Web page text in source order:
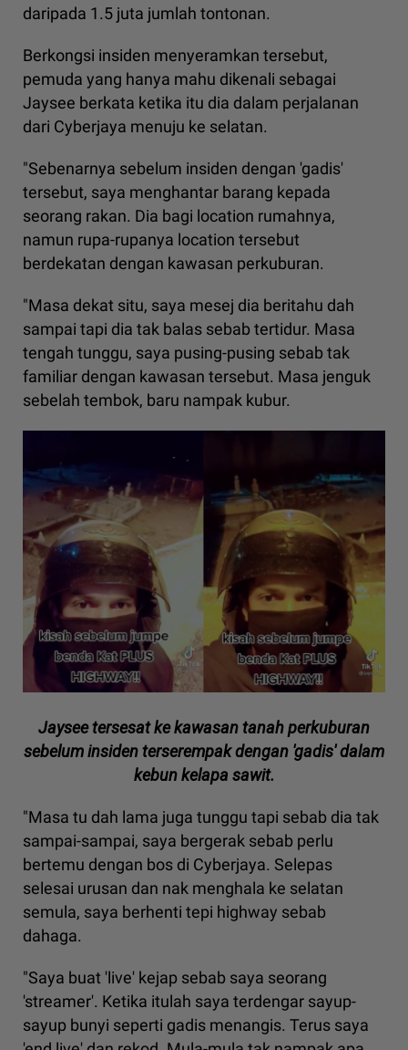
daripada 1.5 juta jumlah tontonan.
Berkongsi insiden menyeramkan tersebut,
pemuda yang hanya mahu dikenali sebagai
Jaysee berkata ketika itu dia dalam perjalanan
dari Cyberjaya menuju ke selatan.
"Sebenarnya sebelum insiden dengan 'gadis'
tersebut, saya menghantar barang kepada
seorang rakan. Dia bagi location rumahnya,
namun rupa-rupanya location tersebut
berdekatan dengan kawasan perkuburan.
"Masa dekat situ, saya mesej dia beritahu dah
sampai tapi dia tak balas sebab tertidur. Masa
tengah tunggu, saya pusing-pusing sebab tak
familiar dengan kawasan tersebut. Masa jenguk
sebelah tembok, baru nampak kubur.
Jaysee tersesat ke kawasan tanah perkuburan
sebelum insiden terserempak dengan 'gadis' dalam
kebun kelapa sawit.
"Masa tu dah lama juga tunggu tapi sebab dia tak
sampai-sampai, saya bergerak sebab perlu
bertemu dengan bos di Cyberjaya. Selepas
selesai urusan dan nak menghala ke selatan
semula, saya berhenti tepi highway sebab
dahaga.
"Saya buat 'live' kejap sebab saya seorang
'streamer'. Ketika itulah saya terdengar sayup-
sayup bunyi seperti gadis menangis. Terus saya